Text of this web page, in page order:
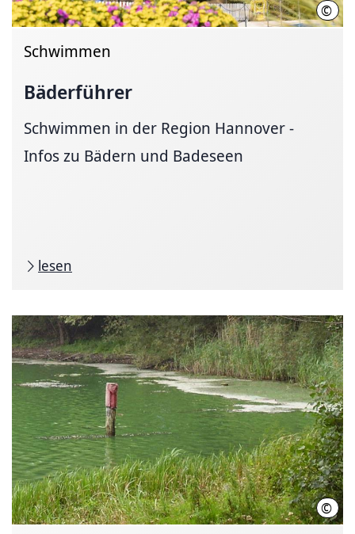
© I.
Schwimmen
Bäderführer
Schwimmen in der Region Hannover -
Infos zu Bädern und Badeseen
lesen
©